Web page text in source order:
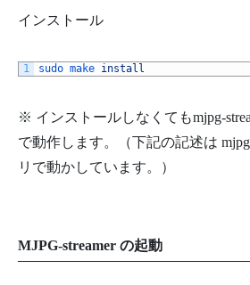
インストール
1 sudo make install
※ インストールしなくてもmjpg-
で動作します。（下記の記述は
リで動かしています。）
MJPG-streamer の起動